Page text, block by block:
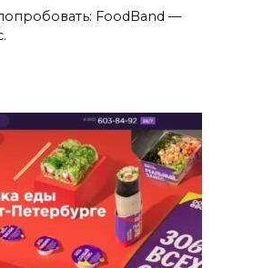
FoodBand —